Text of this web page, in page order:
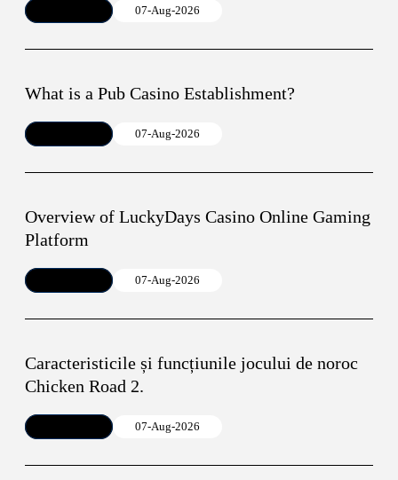
07-Aug-2026
What is a Pub Casino Establishment?
07-Aug-2026
Overview of LuckyDays Casino Online Gaming
Platform
07-Aug-2026
Caracteristicile și funcțiunile jocului de noroc
Chicken Road 2.
07-Aug-2026